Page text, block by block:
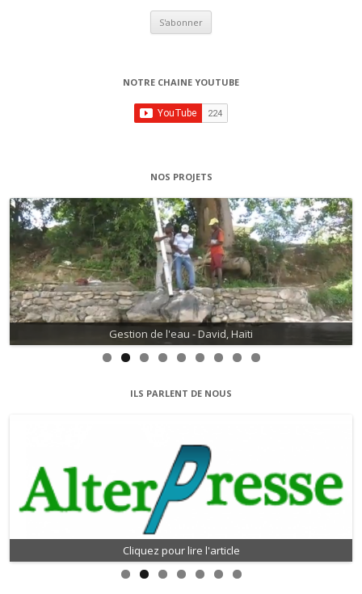
NOTRE CHAINE YOUTUBE
NOS PROJETS
Gestion de l'eau - David, Haïti
ILS PARLENT DE NOUS
Cliquez pour lire l'article